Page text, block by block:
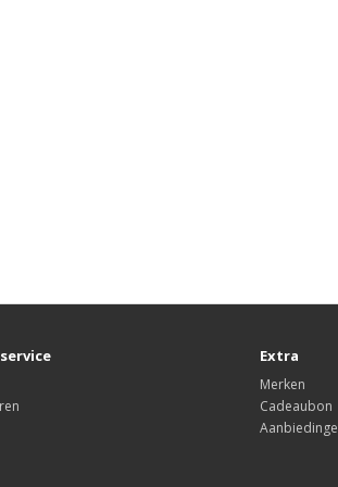
Extra
Merken
Cadeaubon